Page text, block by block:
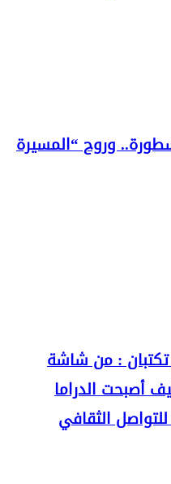
وروح “المسيرة
: من شاشة
أصبحت الدراما
الثقافي